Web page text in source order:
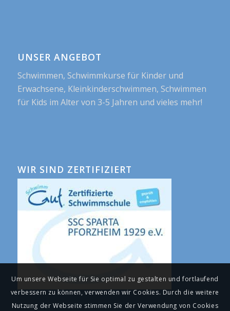
UNSER ANGEBOT
Schwimmen, Schwimmkurse für Kinder und
Erwachsene, Kleinkinderschwimmen, Schwimmen
für Kids im Alter von 3-5 Jahren und vieles mehr!
WIR SIND ZERTIFIZIERT
Um unsere Webseite für Sie optimal zu gestalten und fortlaufend
verbessern zu können, verwenden wir Cookies. Durch die weitere
Nutzung der Webseite stimmen Sie der Verwendung von Cookies